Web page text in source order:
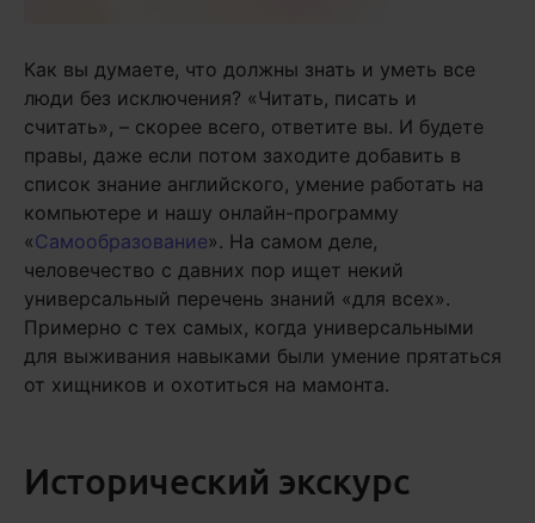
Как вы думаете, что должны знать и уметь все
люди без исключения? «Читать, писать и
считать», – скорее всего, ответите вы. И будете
правы, даже если потом заходите добавить в
список знание английского, умение работать на
компьютере и нашу онлайн-программу
«Самообразование». На самом деле,
человечество с давних пор ищет некий
универсальный перечень знаний «для всех».
Примерно с тех самых, когда универсальными
для выживания навыками были умение прятаться
от хищников и охотиться на мамонта.
Исторический экскурс